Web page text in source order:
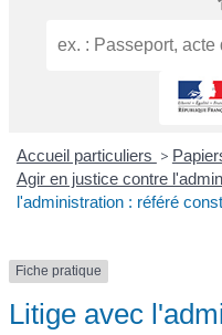
Accueil particuliers >
Agir en justice contre
l'administration : référé
Fiche pratique
Litige avec